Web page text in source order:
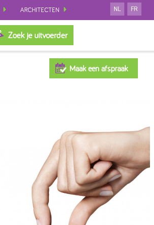
ARCHITECTEN NL FR
Zoek je uitvoerder
Maak een afspraak